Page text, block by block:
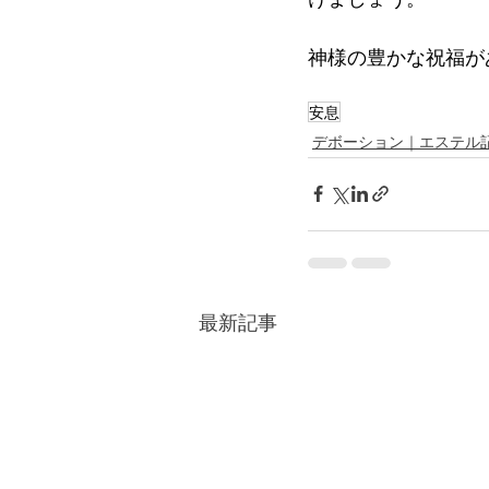
神様の豊かな祝福が
安息
デボーション｜エステル
最新記事